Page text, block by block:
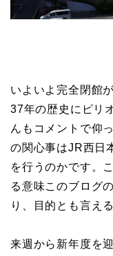
いよいよ完全閉館
37年の歴史にピリ
んもコメントで仰
の関心事はJR西日
を行うのかです。
る意味このブログ
り、目的とも言え
来週から新年度を